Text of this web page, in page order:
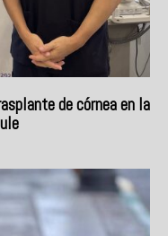
de córnea en la